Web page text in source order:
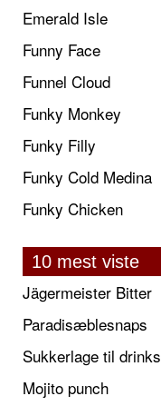
Emerald Isle
Funny Face
Funnel Cloud
Funky Monkey
Funky Filly
Funky Cold Medina
Funky Chicken
10 mest viste
Jägermeister Bitter
Paradisæblesnaps
Sukkerlage til drinks
Mojito punch